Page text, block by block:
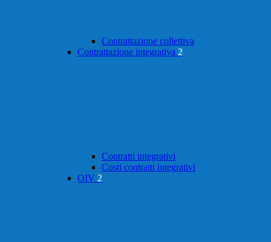
Contrattazione collettiva
Contrattazione integrativa 2
Contratti integrativi
Costi contratti integrativi
OIV 2